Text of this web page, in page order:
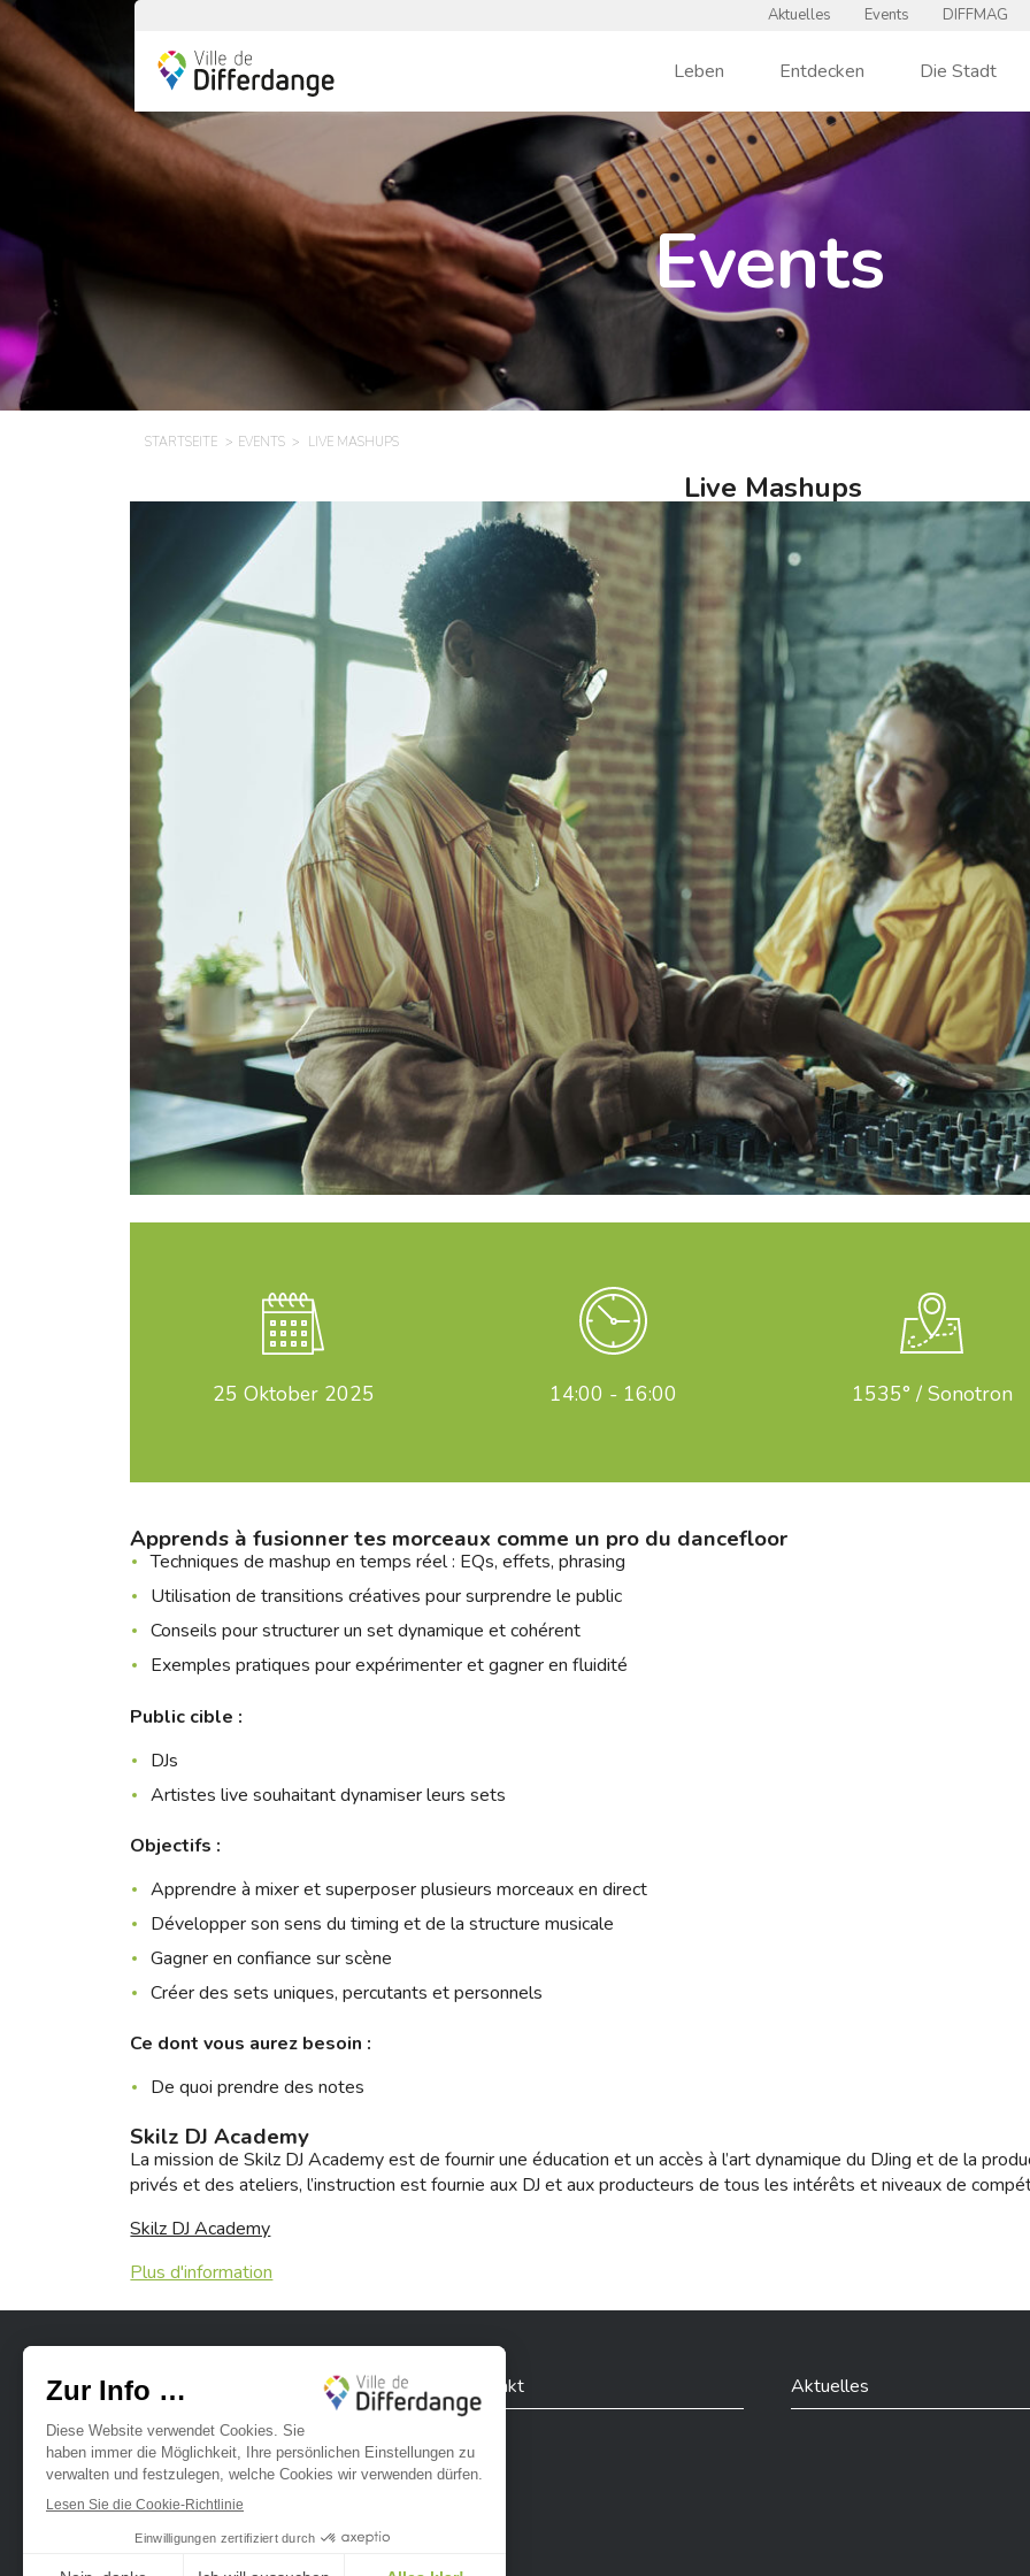
Aktuelles Events DIFFMAG
Leben Entdecken Die Stadt
Events
STARTSEITE EVENTS LIVE MASHUPS
Live Mashups
25 Oktober 2025 14:00 - 16:00 1535° / Sonotron
Apprends à fusionner tes morceaux comme un pro du dancefloor
Techniques de mashup en temps réel : EQs, effets, phrasing
Utilisation de transitions créatives pour surprendre le public
Conseils pour structurer un set dynamique et cohérent
Exemples pratiques pour expérimenter et gagner en fluidité
Public cible :
DJs
Artistes live souhaitant dynamiser leurs sets
Objectifs :
Apprendre à mixer et superposer plusieurs morceaux en direct
Développer son sens du timing et de la structure musicale
Gagner en confiance sur scène
Créer des sets uniques, percutants et personnels
Ce dont vous aurez besoin :
De quoi prendre des notes
Skilz DJ Academy
La mission de Skilz DJ Academy est de fournir une éducation et un accès à l’art dynamique du DJing et de la
privés et des ateliers, l’instruction est fournie aux DJ et aux producteurs de tous les intérêts et niveaux de
Skilz DJ Academy
Plus d'information
Ville de Differdange sur Facebook
Ville de Differdange sur Instagram
Ville de Differdange sur YouTube
Ville de Differdange sur TikTok
Ville de Differdange sur Linkedin
Hoplr
Kontakt Aktuelles